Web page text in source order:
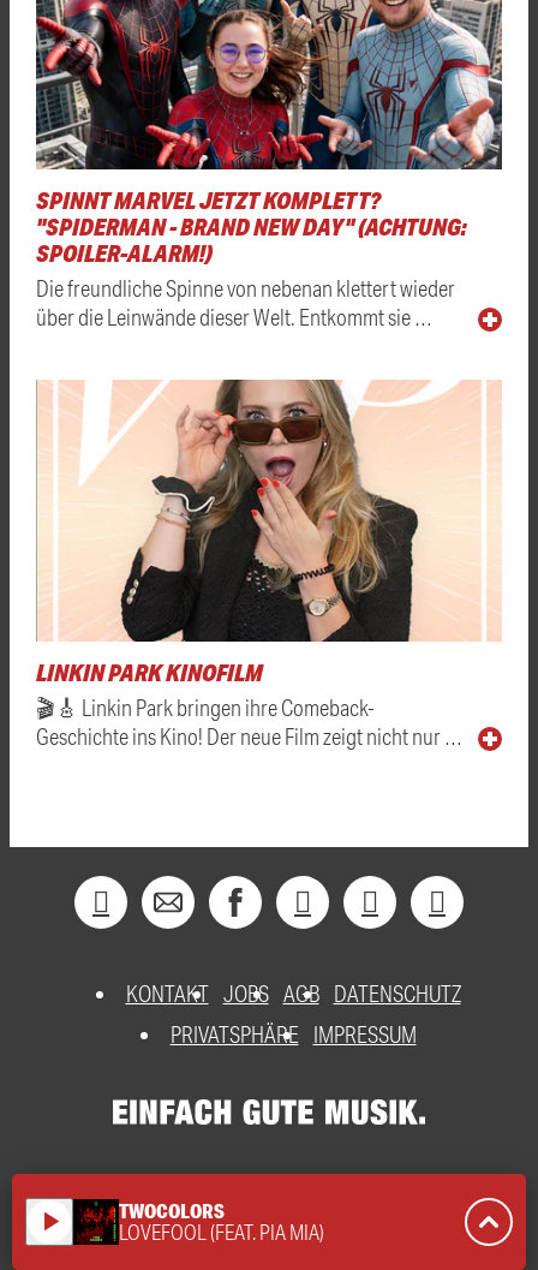
SPINNT MARVEL JETZT KOMPLETT?
"SPIDERMAN - BRAND NEW DAY" (ACHTUNG:
SPOILER-ALARM!)
Die freundliche Spinne von nebenan klettert wieder
über die Leinwände dieser Welt. Entkommt sie …
LINKIN PARK KINOFILM
🎬🎸 Linkin Park bringen ihre Comeback-
Geschichte ins Kino! Der neue Film zeigt nicht nur …
KONTAKT JOBS AGB DATENSCHUTZ
PRIVATSPHÄRE
IMPRESSUM
play_arrow TWOCOLORS
LOVEFOOL (FEAT. PIA MIA)